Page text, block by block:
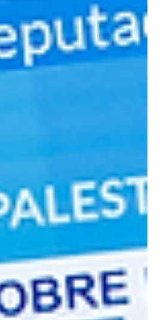
das
na Livraria da Vila
Atividade Parlamentar são de
dos parlamentares e de suas
São devidamente assinadas e